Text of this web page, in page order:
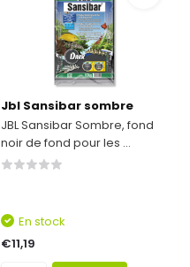
Jbl Sansibar sombre
JBL Sansibar Sombre, fond
noir de fond pour les ...
En stock
€11,19